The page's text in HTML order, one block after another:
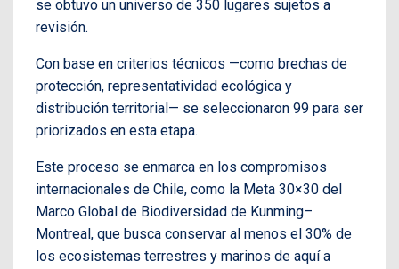
se obtuvo un universo de 350 lugares sujetos a
revisión.
Con base en criterios técnicos —como brechas de
protección, representatividad ecológica y
distribución territorial— se seleccionaron 99 para ser
priorizados en esta etapa.
Este proceso se enmarca en los compromisos
internacionales de Chile, como la Meta 30×30 del
Marco Global de Biodiversidad de Kunming–
Montreal, que busca conservar al menos el 30% de
los ecosistemas terrestres y marinos de aquí a